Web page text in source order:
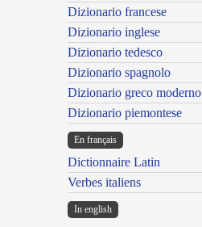
Dizionario francese
Dizionario inglese
Dizionario tedesco
Dizionario spagnolo
Dizionario greco moderno
Dizionario piemontese
En français
Dictionnaire Latin
Verbes italiens
In english